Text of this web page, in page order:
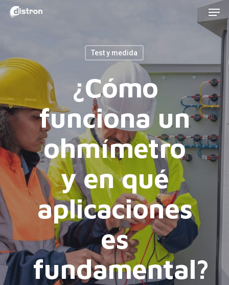
Skip
content
Test y medida
¿Cómo
funciona un
ohmímetro
y en qué
aplicaciones
es
fundamental?